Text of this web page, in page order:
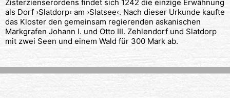
Zisterzienserordens findet sich 1242 die einzige Erwähnung
als Dorf ›Slatdorp‹ am ›Slatsee‹. Nach dieser Urkunde kaufte
das Kloster den gemeinsam regierenden askanischen
Markgrafen Johann I. und Otto III. Zehlendorf und Slatdorp
mit zwei Seen und einem Wald für 300 Mark ab.